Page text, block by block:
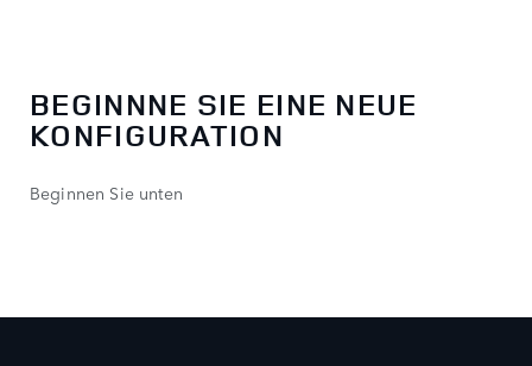
BEGINNNE SIE EINE NEUE
KONFIGURATION
Beginnen Sie unten